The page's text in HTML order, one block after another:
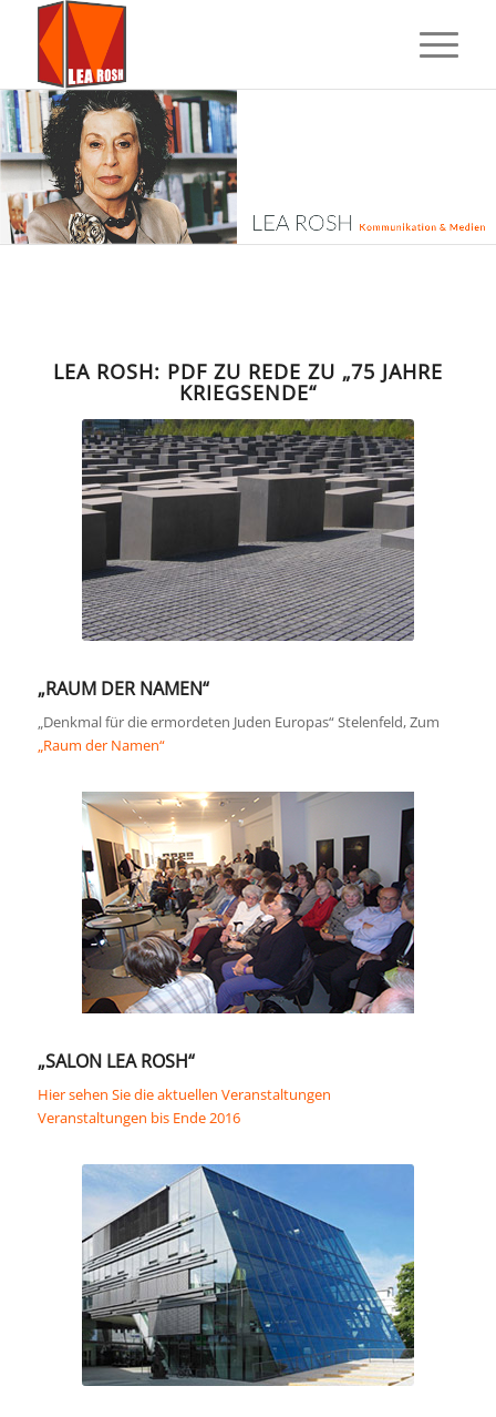
LEA ROSH: PDF ZU REDE ZU „75 JAHRE
KRIEGSENDE“
„RAUM DER NAMEN“
„Denkmal für die ermordeten Juden Europas“ Stelenfeld, Zum
„Raum der Namen“
„SALON LEA ROSH“
Hier sehen Sie die aktuellen Veranstaltungen
Veranstaltungen bis Ende 2016